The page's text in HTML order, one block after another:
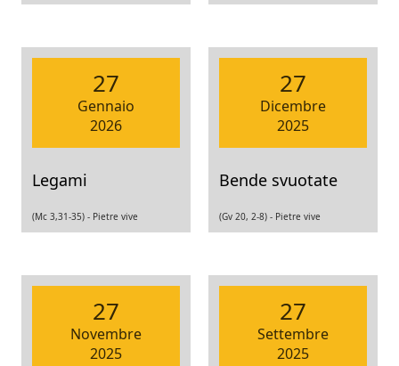
27
Gennaio
2026
Legami
(Mc 3,31-35) - Pietre vive
27
Dicembre
2025
Bende svuotate
(Gv 20, 2-8) - Pietre vive
27
Novembre
2025
27
Settembre
2025